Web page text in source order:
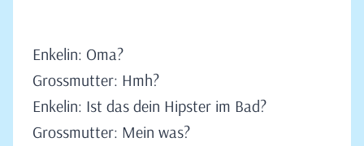
Enkelin: Oma?
Grossmutter: Hmh?
Enkelin: Ist das dein Hipster im Bad?
Grossmutter: Mein was?